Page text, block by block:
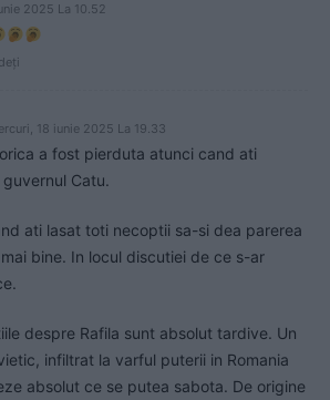
2025 La 10.52
18 iunie 2025 La 19.33
a fost pierduta atunci cand ati
Catu.
ati lasat toti necoptii sa-si dea parerea
bine. In locul discutiei de ce s-ar
despre Rafila sunt absolut tardive. Un
infiltrat la varful puterii in Romania
absolut ce se putea sabota. De origine